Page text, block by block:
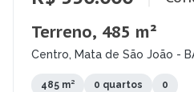
Terreno, 485 m²
Centro, Mata de São João -
485 m² 0 quartos 0